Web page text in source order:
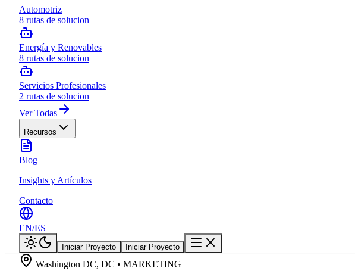
Automotriz
8 rutas de solucion
Energía y Renovables
8 rutas de solucion
Servicios Profesionales
2 rutas de solucion
Ver Todas
Recursos
Blog
Insights y Artículos
Contacto
EN/ES
Iniciar Proyecto Iniciar Proyecto
Washington DC, DC • MARKETING